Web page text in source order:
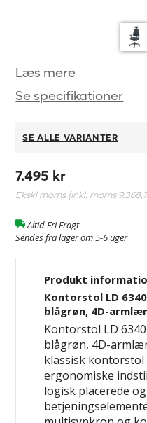
Læs mere
Se specifikationer
SE ALLE VARIANTER
7.495 kr
Ekskl.moms (Inkl. moms
Altid Fri Fragt
Sendes fra lager om 5-6 uger
Produkt
Kontorstol LD
blågrøn, 4D-
Kontorstol LD
blågrøn, 4D-
klassisk kontorstol
ergonomiske
logisk placerede